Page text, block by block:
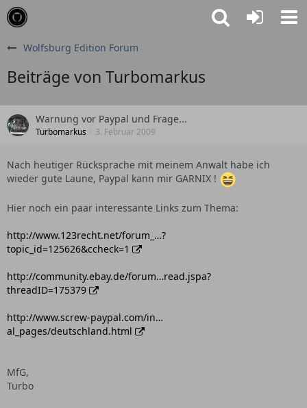
Wolfsburg Edition Forum
Beiträge von Turbomarkus
Warnung vor Paypal und Frage...
Turbomarkus 3. Februar 2009
Nach heutiger Rücksprache mit meinem Anwalt habe ich
wieder gute Laune, Paypal kann mir GARNIX !
Hier noch ein paar interessante Links zum Thema:
http://www.123recht.net/forum_…?
topic_id=125626&ccheck=1
http://community.ebay.de/forum…read.jspa?
threadID=175379
http://www.screw-paypal.com/in…
al_pages/deutschland.html
MfG,
Turbo